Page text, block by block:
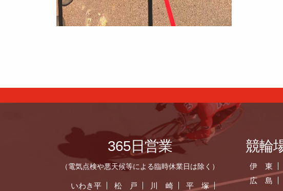
365日営業
（電気点検や悪天候等による臨時休業日は除く）
いわき平 松 戸 川 崎 平 塚
競輪
伊 東
広 島